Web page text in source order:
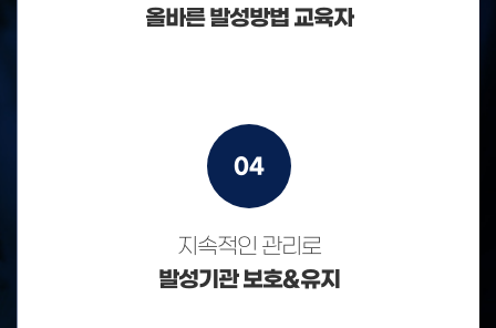
올바른 발성방법 교육자
04
지속적인 관리로
발성기관 보호&유지